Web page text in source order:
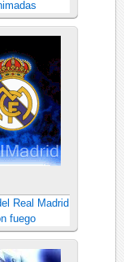
Real Madrid
fuego